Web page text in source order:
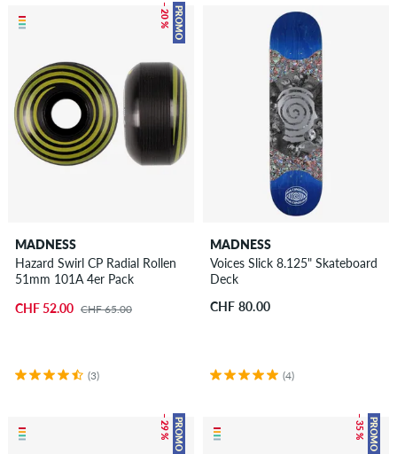
PROMO
– 20 %
MADNESS
Hazard Swirl CP Radial Rollen
51mm 101A 4er Pack
CHF 52.00 CHF 65.00
(3)
MADNESS
Voices Slick 8.125" Skateboard
Deck
CHF 80.00
(4)
PROMO
– 29 % PROMO
– 35 %